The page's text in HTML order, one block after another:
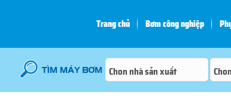
Trang chủ Bơm công nghiệp